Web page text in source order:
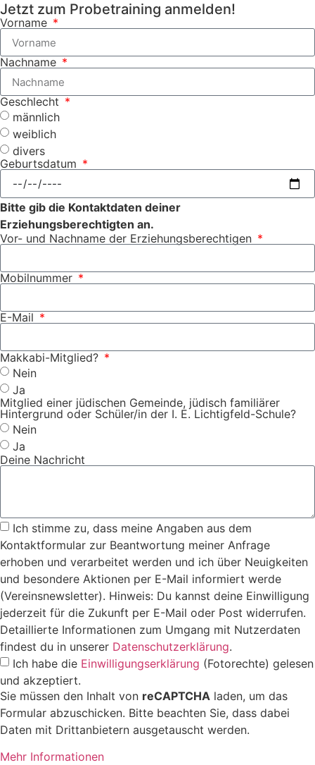
Jetzt zum Probetraining anmelden!
Vorname
Nachname
Geschlecht
männlich
weiblich
divers
Geburtsdatum
Bitte gib die Kontaktdaten deiner
Erziehungsberechtigten an.
Vor- und Nachname der Erziehungsberechtigen
Mobilnummer
E-Mail
Makkabi-Mitglied?
Nein
Ja
Mitglied einer jüdischen Gemeinde, jüdisch familiärer
Hintergrund oder Schüler/in der I. E. Lichtigfeld-Schule?
Nein
Ja
Deine Nachricht
Ich stimme zu, dass meine Angaben aus dem
Kontaktformular zur Beantwortung meiner Anfrage
erhoben und verarbeitet werden und ich über Neuigkeiten
und besondere Aktionen per E-Mail informiert werde
(Vereinsnewsletter). Hinweis: Du kannst deine Einwilligung
jederzeit für die Zukunft per E-Mail oder Post widerrufen.
Detaillierte Informationen zum Umgang mit Nutzerdaten
findest du in unserer Datenschutzerklärung.
Ich habe die Einwilligungserklärung (Fotorechte) gelesen
und akzeptiert.
Sie müssen den Inhalt von reCAPTCHA laden, um das
Formular abzuschicken. Bitte beachten Sie, dass dabei
Daten mit Drittanbietern ausgetauscht werden.
Mehr Informationen